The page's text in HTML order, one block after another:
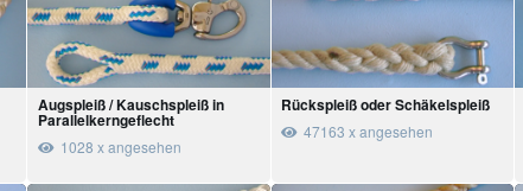
Augspleiß / Kauschspleiß in
Parallelkerngeflecht
1028 x angesehen
Rückspleiß oder Schäkelspleiß
47163 x angesehen